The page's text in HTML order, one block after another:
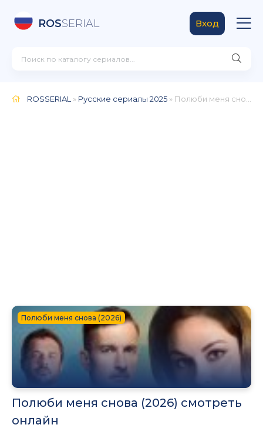
ROSSERIAL Вход
ROSSERIAL » Русские сериалы 2025 » Полюби меня снова (2026)
Полюби меня снова (2026)
Полюби меня снова (2026) смотреть
онлайн